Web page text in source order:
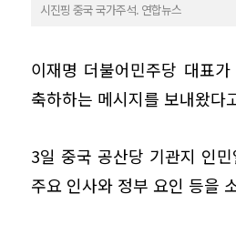
시진핑 중국 국가주석. 연합뉴스
이재명 더불어민주당 대표
축하하는 메시지를 보내왔다
3일 중국 공산당 기관지 인
주요 인사와 정부 요인 등을